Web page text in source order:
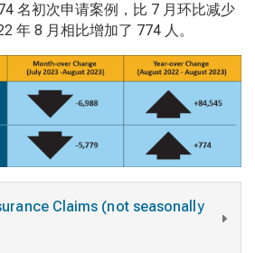
名初次申请案例，比 7 月环比减少
年 8 月相比增加了 774 人。
Claims (not seasonally